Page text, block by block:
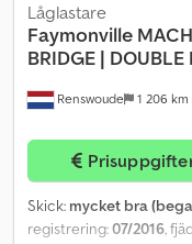
Renswoude 1 206 km
Låglastare
Faymonville
BRIDGE | DOUBLE
Skick: mycket bra
registrering:07/2016,